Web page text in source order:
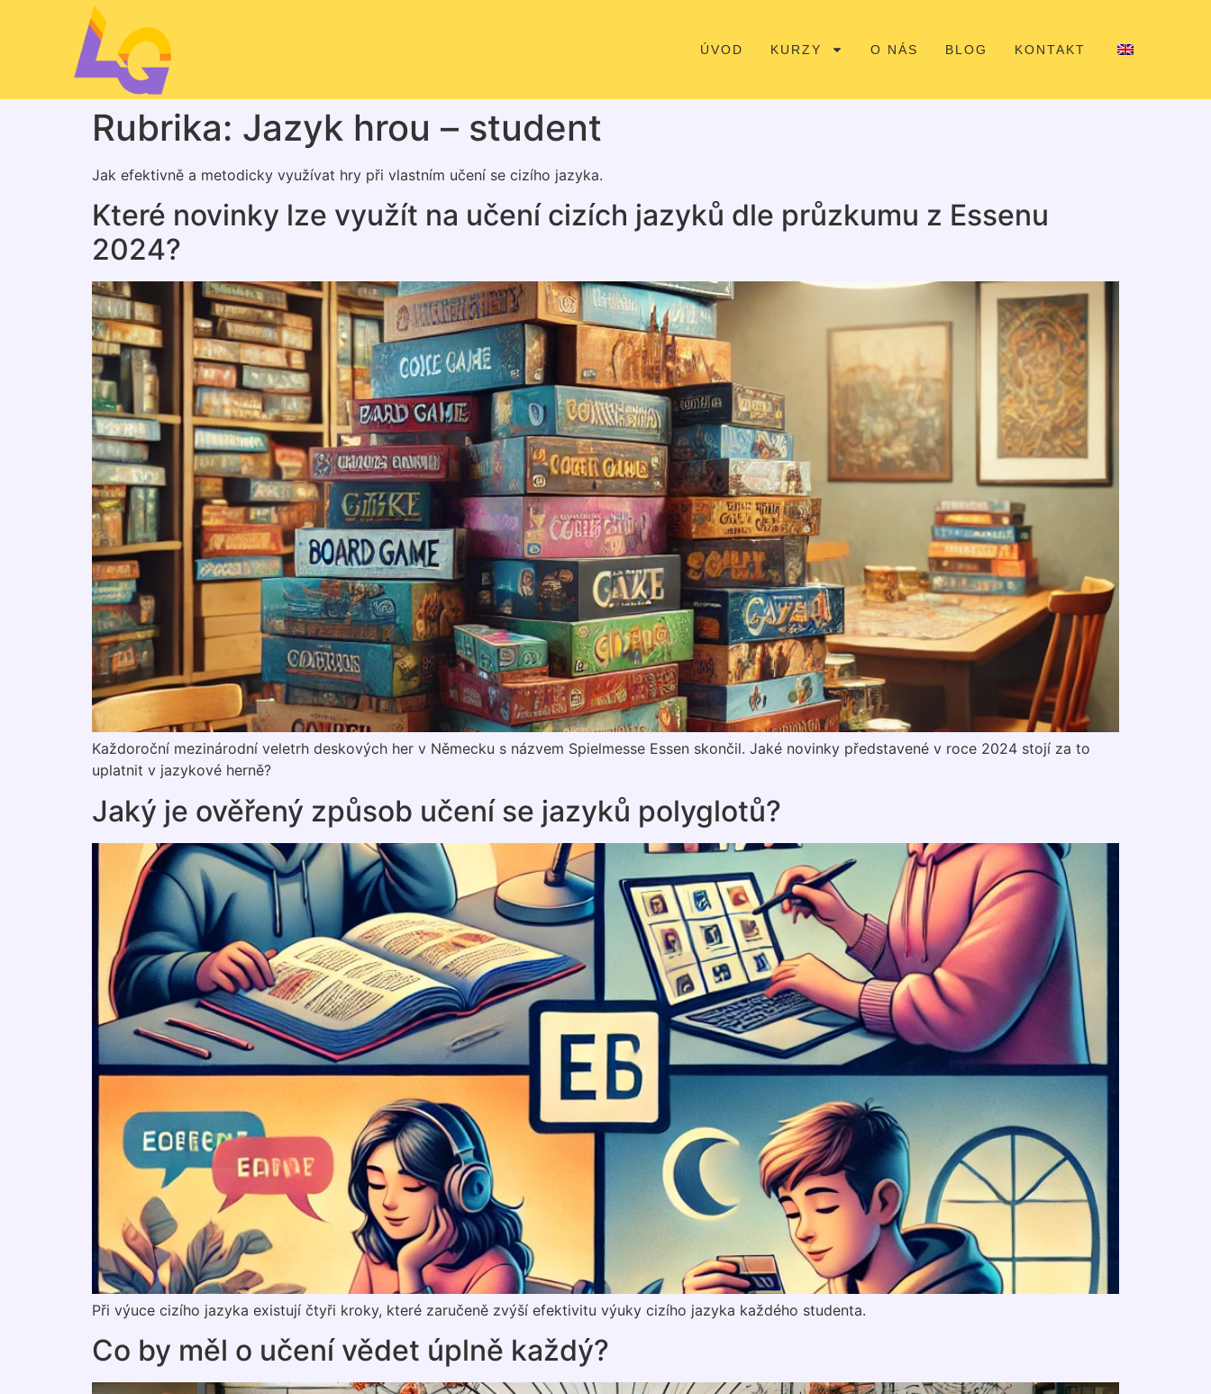
ÚVOD KURZY O NÁS BLOG KONTAKT
Rubrika: Jazyk hrou – student
Jak efektivně a metodicky využívat hry při vlastním učení se cizího jazyka.
Které novinky lze využít na učení cizích jazyků dle průzkumu z Essenu
2024?
Každoroční mezinárodní veletrh deskových her v Německu s názvem Spielmesse Essen skončil. Jaké novinky představené v roce 2024 stojí za to
uplatnit v jazykové herně?
Jaký je ověřený způsob učení se jazyků polyglotů?
Při výuce cizího jazyka existují čtyři kroky, které zaručeně zvýší efektivitu výuky cizího jazyka každého studenta.
Co by měl o učení vědet úplně každý?